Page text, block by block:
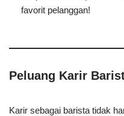
favorit pelanggan!
Peluang Karir
Karir sebagai barista tidak